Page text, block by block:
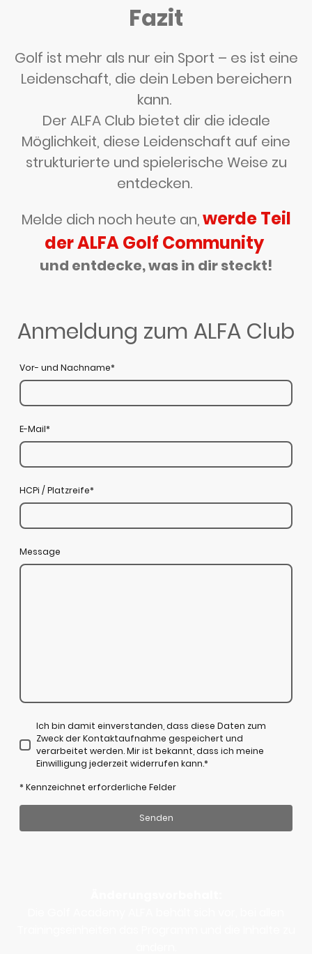
Fazit
Golf ist mehr als nur ein Sport – es ist eine
Leidenschaft, die dein Leben bereichern
kann.
Der ALFA Club bietet dir die ideale
Möglichkeit, diese Leidenschaft auf eine
strukturierte und spielerische Weise zu
entdecken.
Melde dich noch heute an,werde Teil
der ALFA Golf Community
und entdecke, was in dir steckt!
Vor- und Nachname*
E-Mail*
HCPi / Platzreife*
Message
Ich bin damit einverstanden, dass diese Daten zum
Zweck der Kontaktaufnahme gespeichert und
verarbeitet werden. Mir ist bekannt, dass ich meine
Einwilligung jederzeit widerrufen kann.*
* Kennzeichnet erforderliche Felder
Senden
Anmeldung zum ALFA Club